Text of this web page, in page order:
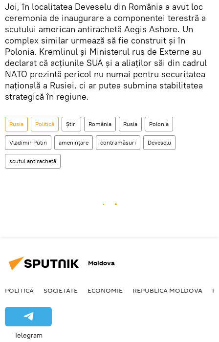
Joi, în localitatea Deveselu din România a avut loc
ceremonia de inaugurare a componentei terestră a
scutului american antirachetă Aegis Ashore. Un
complex similar urmează să fie construit şi în
Polonia. Kremlinul şi Ministerul rus de Externe au
declarat că acţiunile SUA şi a aliaţilor săi din cadrul
NATO prezintă pericol nu numai pentru securitatea
naţională a Rusiei, ci ar putea submina stabilitatea
strategică în regiune.
Rusia Politică Știri România Rusia Polonia
Vladimir Putin ameninţare contramăsuri Deveselu
scutul antirachetă
Moldova
POLITICĂ SOCIETATE ECONOMIE REPUBLICA MOLDOVA
Telegram